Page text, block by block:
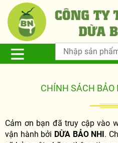
CHÍNH SÁCH BẢO
Cảm ơn bạn đã truy cập vào
vận hành bởi DỪA BẢO NHI .